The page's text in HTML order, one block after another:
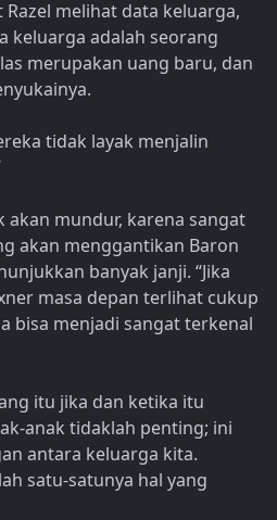
melihat data keluarga,
keluarga adalah seorang
merupakan uang baru, dan
tidak layak menjalin
mundur, karena sangat
akan menggantikan Baron
banyak janji. “Jika
masa depan terlihat cukup
bisa menjadi sangat terkenal
itu jika dan ketika itu
anak tidaklah penting; ini
antara keluarga kita.
satu-satunya hal yang